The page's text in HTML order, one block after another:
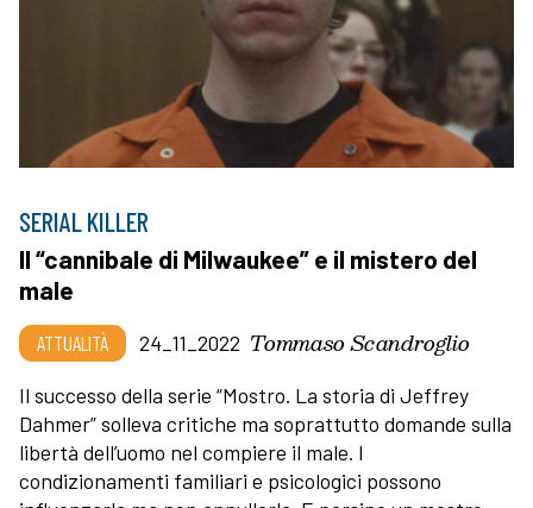
SERIAL KILLER
Il “cannibale di Milwaukee” e il mistero del
male
ATTUALITÀ 24_11_2022 Tommaso Scandroglio
Il successo della serie “Mostro. La storia di Jeffrey
Dahmer” solleva critiche ma soprattutto domande sulla
libertà dell’uomo nel compiere il male. I
condizionamenti familiari e psicologici possono